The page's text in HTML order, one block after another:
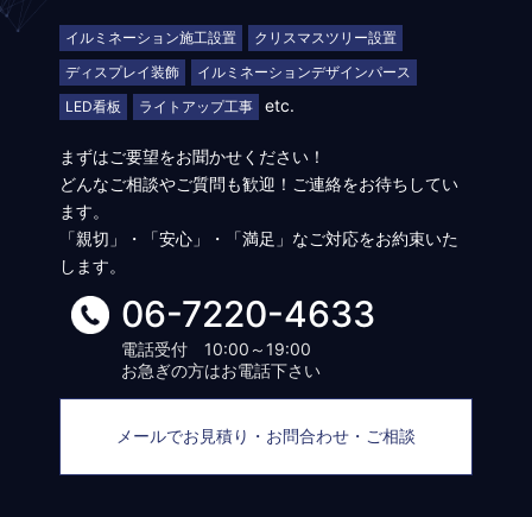
イルミネーション施工設置
クリスマスツリー設置
ディスプレイ装飾
イルミネーションデザインパース
LED看板
ライトアップ工事 etc.
まずはご要望をお聞かせください！
どんなご相談やご質問も歓迎！ご連絡をお待ちしてい
ます。
「親切」・「安心」・「満足」なご対応をお約束いた
します。
06-7220-4633
電話受付 10:00～19:00
お急ぎの方はお電話下さい
メールでお見積り・お問合わせ・ご相談